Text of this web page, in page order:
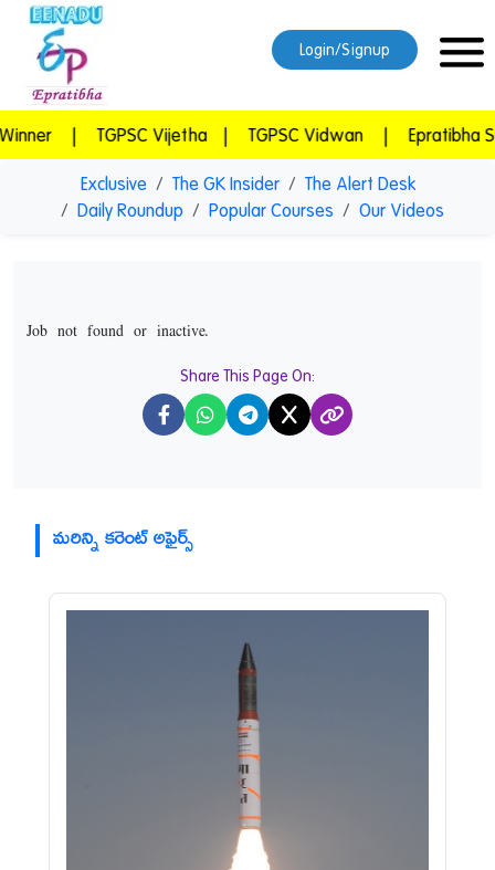
Exclusive The GK Insider
The Alert Desk
Daily Roundup
Popular Courses Our Videos
Job not found or inactive.
Share This Page On:
X
మరిన్ని కరెంట్ అఫైర్స్
Login/Signup
Vijetha | TGPSC Vidwan | Epratibha Super Combo |